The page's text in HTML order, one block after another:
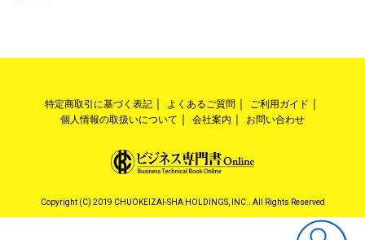
特定商取引に基づく表記 よくあるご質問
ご利用ガイド
個人情報の取扱いについて
会社案内 お問い合わせ
Copyright (C) 2019 CHUOKEIZAI-SHA HOLDINGS, INC.. All Rights Reserved